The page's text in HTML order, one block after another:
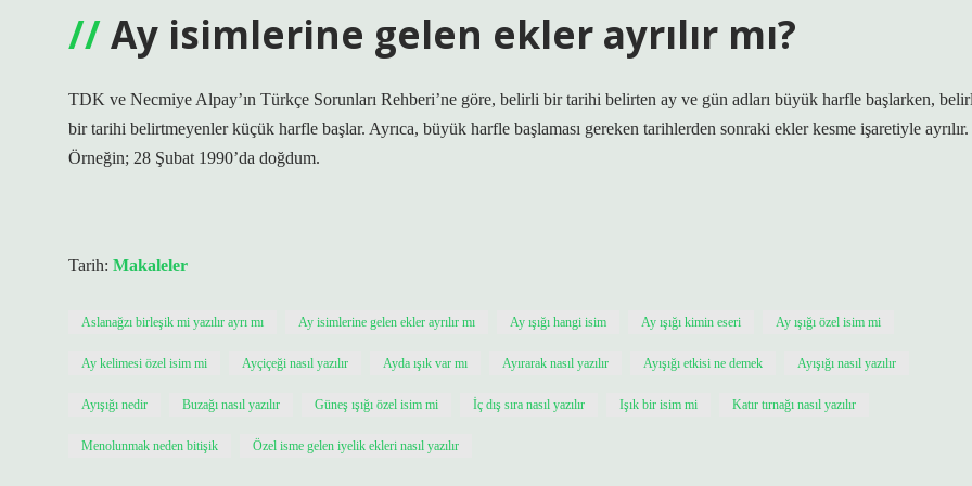
Ay isimlerine gelen ekler ayrılır mı?
TDK ve Necmiye Alpay’ın Türkçe Sorunları Rehberi’ne göre, belirli bir tarihi belirten ay ve gün adları büyük harfle başlarken,
bir tarihi belirtmeyenler küçük harfle başlar. Ayrıca, büyük harfle başlaması gereken tarihlerden sonraki ekler kesme işaretiyle ayrılır.
Örneğin; 28 Şubat 1990’da doğdum.
Tarih: Makaleler
Aslanağzı birleşik mi yazılır ayrı mı Ay isimlerine gelen ekler ayrılır mı Ay ışığı hangi isim Ay ışığı kimin eseri Ay ışığı özel isim mi
Ay kelimesi özel isim mi Ayçiçeği nasıl yazılır Ayda ışık var mı Ayırarak nasıl yazılır Ayışığı etkisi ne demek Ayışığı nasıl yazılır
Ayışığı nedir Buzağı nasıl yazılır Güneş ışığı özel isim mi İç dış sıra nasıl yazılır Işık bir isim mi Katır tırnağı nasıl yazılır
Menolunmak neden bitişik Özel isme gelen iyelik ekleri nasıl yazılır